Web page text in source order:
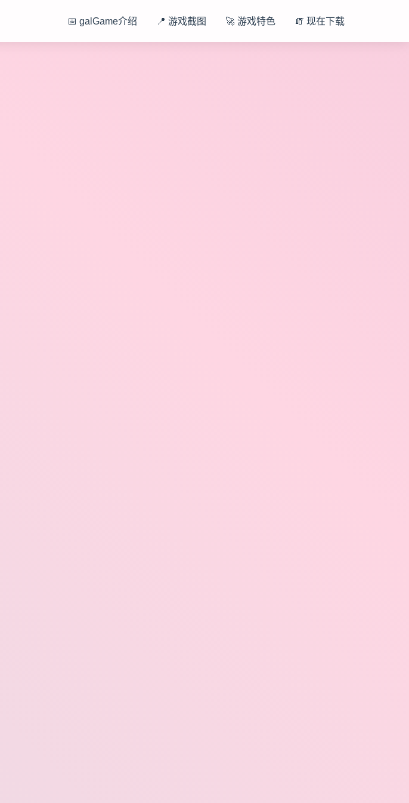
📅 galGame介绍 📍 游戏截图 🚀 游戏特色 🧯 现在下载